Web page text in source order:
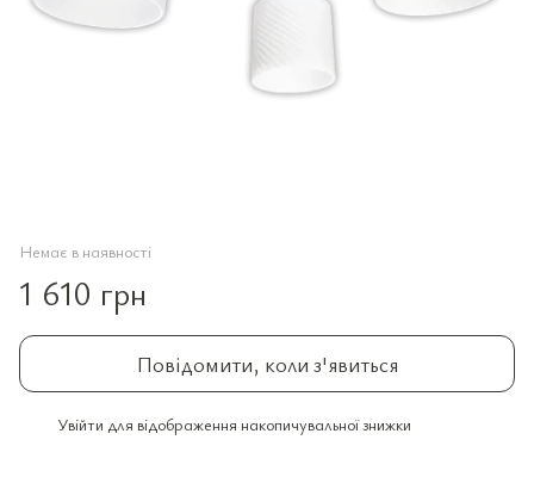
Немає в наявності
1 610 грн
Повідомити, коли з'явиться
Увійти для відображення накопичувальної знижки